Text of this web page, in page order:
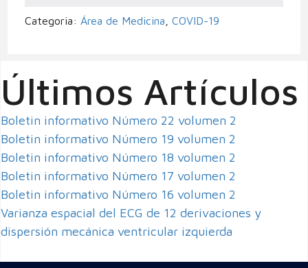
Categoria: Área de Medicina COVID-19
Últimos Artículos
Boletin informativo Número 22 volumen 2
Boletin informativo Número 19 volumen 2
Boletin informativo Número 18 volumen 2
Boletin informativo Número 17 volumen 2
Boletin informativo Número 16 volumen 2
Varianza espacial del ECG de 12 derivaciones y
dispersión mecánica ventricular izquierda